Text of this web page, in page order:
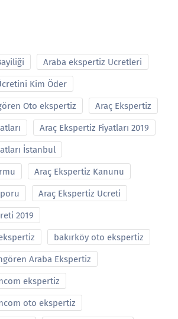
Araba ekspertiz Ucretleri
Kim Öder
Oto ekspertiz Araç Ekspertiz
Araç Ekspertiz Fiyatları 2019
İstanbul
Araç Ekspertiz Kanunu
Araç Ekspertiz Ucreti
2019
bakırköy oto ekspertiz
Araba Ekspertiz
ekspertiz
oto ekspertiz